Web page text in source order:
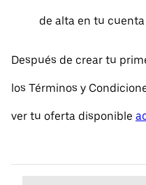
de alta en tu cuenta
Después de crear tu
los Términos y
ver tu oferta disponible